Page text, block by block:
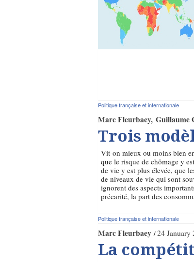
Politique française et internationale
Marc Fleurbaey Guillaume
Trois
Vit-on mieux ou moins bien
que le risque de chômage y
de vie y est plus élevée, que
de niveaux de vie qui sont
ignorent des aspects
précarité, la part des
Politique française et internationale
Marc Fleurbaey 24 January
La